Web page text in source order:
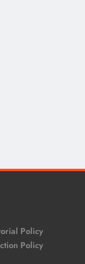
Policy
Policy